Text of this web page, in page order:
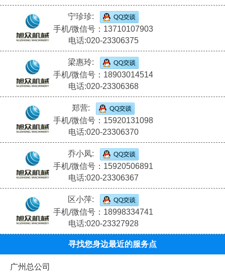
宁珍珍:
手机/微信号：13710107903
电话:020-23306375
梁惠玲:
手机/微信号：18903014514
电话:020-23306368
郑营:
手机/微信号：15920131098
电话:020-23306370
乔小凤:
手机/微信号：15920506891
电话:020-23306367
区小萍:
手机/微信号：18998334741
电话:020-23327928
寻找您身边最近的服务点
广州总公司